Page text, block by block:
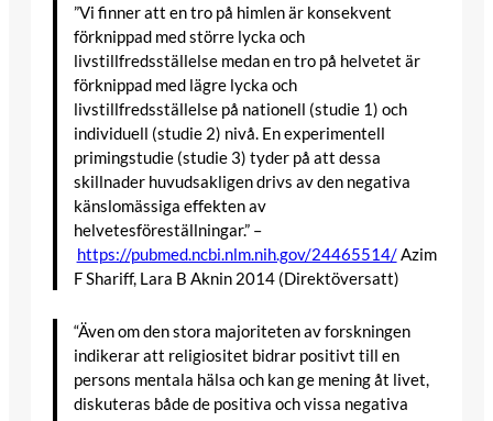
”Vi finner att en tro på himlen är konsekvent
förknippad med större lycka och
livstillfredsställelse medan en tro på helvetet är
förknippad med lägre lycka och
livstillfredsställelse på nationell (studie 1) och
individuell (studie 2) nivå. En experimentell
primingstudie (studie 3) tyder på att dessa
skillnader huvudsakligen drivs av den negativa
känslomässiga effekten av
helvetesföreställningar.” –
https://pubmed.ncbi.nlm.nih.gov/24465514/Azim
F Shariff, Lara B Aknin 2014 (Direktöversatt)
“Även om den stora majoriteten av forskningen
indikerar att religiositet bidrar positivt till en
persons mentala hälsa och kan ge mening åt livet,
diskuteras både de positiva och vissa negativa